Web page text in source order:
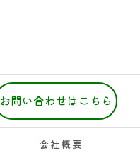
お問い合わせはこちら
会社概要